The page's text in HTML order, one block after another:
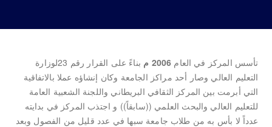
تأسس المركز في العام 2006 م
بناءً على القرار رقم 23لوزارة
التعليم العالي وصار أحد مراكز الجامعة وكان إنشاؤه عملا بالاتفاقية
التي أبرمت بين المركز الثقافي البريطاني واللجنة الشعبية العامة
للتعليم العالي والبحث العلمي ((سابقاً)) و اجتذب المركز في بدايته
عدداً لا بأس به من طلاب جامعة سبها في عدد قليل من الفصول وبعد